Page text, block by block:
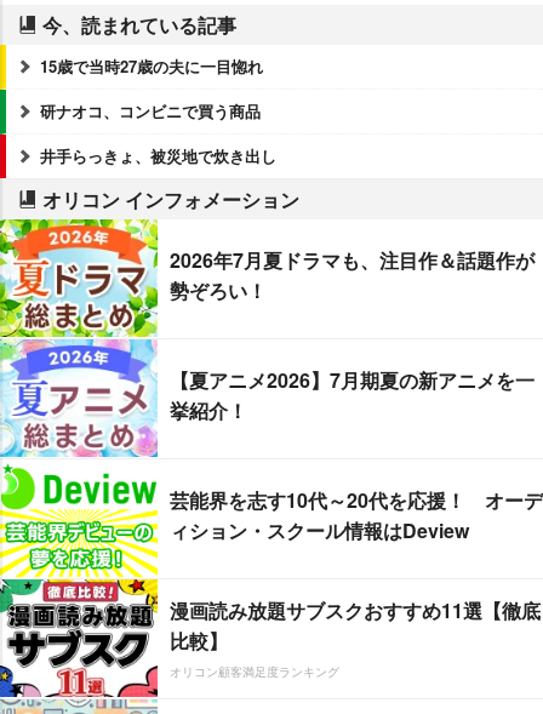
今、読まれている記事
15歳で当時27歳の夫に一目惚れ
研ナオコ、コンビニで買う商品
井手らっきょ、被災地で炊き出し
オリコン インフォメーション
2026年7月夏ドラマも、注目作＆話題作が
勢ぞろい！
【夏アニメ2026】7月期夏の新アニメを一
挙紹介！
芸能界を志す10代～20代を応援！ オーデ
ィション・スクール情報はDeview
漫画読み放題サブスクおすすめ11選【徹底
比較】
オリコン顧客満足度ランキング